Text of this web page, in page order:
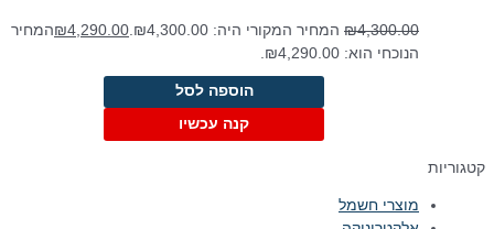
₪4,300.00 המחיר המקורי היה: ₪4,300.00. ₪4,290.00
המחיר
הנוכחי הוא: ₪4,290.00.
הוספה לסל
קנה עכשיו
קטגוריות
מוצרי חשמל